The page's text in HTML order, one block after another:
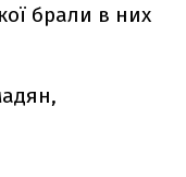
брали в них